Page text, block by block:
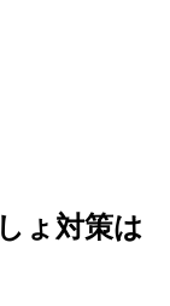
ょ対策は